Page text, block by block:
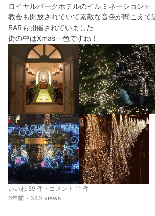
ロイヤルパークホテルのイルミネーション✨
教会も開放されていて素敵な音色が聞こえて
BARも開催されていました
街の中はXmas一色ですね！
いいね 59 件・コメント 11 件
6年前・340 views